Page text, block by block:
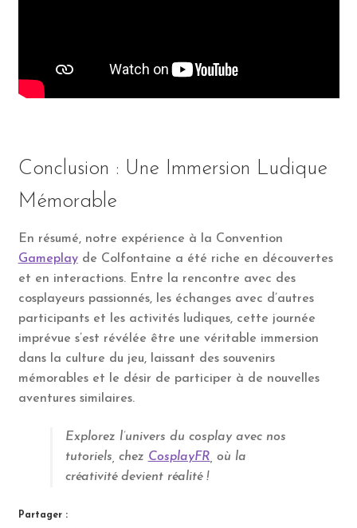
Conclusion : Une Immersion Ludique
Mémorable
En résumé, notre expérience à la Convention
Gameplayde Colfontaine a été riche en découvertes
et en interactions. Entre la rencontre avec des
cosplayeurs passionnés, les échanges avec d’autres
participants et les activités ludiques, cette journée
imprévue s’est révélée être une véritable immersion
dans la culture du jeu, laissant des souvenirs
mémorables et le désir de participer à de nouvelles
aventures similaires.
Explorez l’univers du cosplay avec nos
tutoriels, chez CosplayFR , où la
créativité devient réalité !
Partager :